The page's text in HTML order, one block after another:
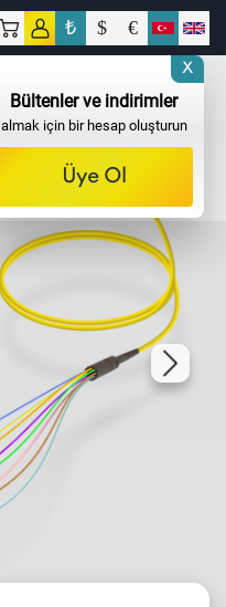
₺ $ €
X
Bültenler ve indirimler
almak için bir hesap oluşturun
Üye Ol